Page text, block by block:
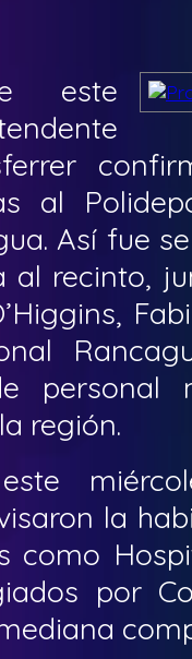
este
al
Así fue
al recinto,
personal
región.
la
como
por